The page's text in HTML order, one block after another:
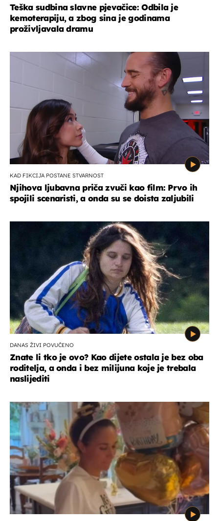
Teška sudbina slavne pjevačice: Odbila je
kemoterapiju, a zbog sina je godinama
proživljavala dramu
KAD FIKCIJA POSTANE STVARNOST
Njihova ljubavna priča zvuči kao film: Prvo ih
spojili scenaristi, a onda su se doista zaljubili
DANAS ŽIVI POVUČENO
Znate li tko je ovo? Kao dijete ostala je bez oba
roditelja, a onda i bez milijuna koje je trebala
naslijediti